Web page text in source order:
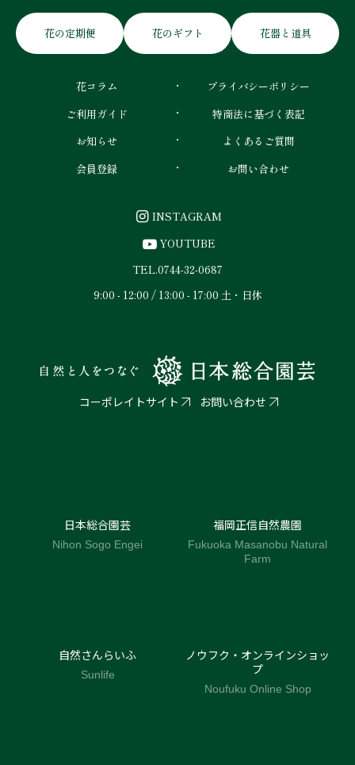
花の定期便 花のギフト 花器と道具
花コラム
ご利用ガイド
お知らせ
会員登録
プライバシーポリシー
特商法に基づく表記
よくあるご質問
お問い合わせ
INSTAGRAM
YOUTUBE
TEL.0744-32-0687
9:00 - 12:00 / 13:00 - 17:00 土・日休
コーポレイトサイト お問い合わせ
日本総合園芸
Nihon Sogo Engei
福岡正信自然農園
Fukuoka Masanobu Natural
Farm
自然さんらいふ
Sunlife
ノウフク・オンラインショッ
プ
Noufuku Online Shop